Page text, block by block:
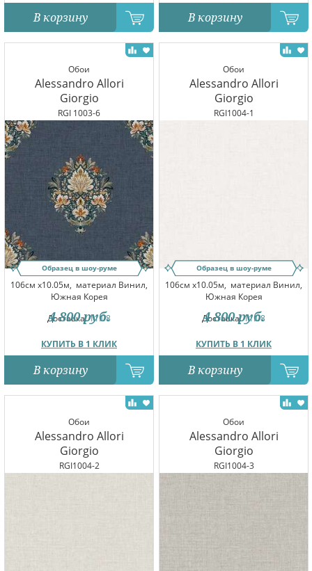
В корзину В корзину
Обои
Alessandro Allori
Giorgio
RGI 1003-6
Образец в шоу-руме
106см x10.05м, материал Винил,
Южная Корея
Доставка:11.08
КУПИТЬ В 1 КЛИК
4 800 руб.
В корзину
Обои
Alessandro Allori
Giorgio
RGI1004-1
Образец в шоу-руме
106см x10.05м, материал Винил,
Южная Корея
Доставка:11.08
КУПИТЬ В 1 КЛИК
4 800 руб.
В корзину
Обои
Alessandro Allori
Giorgio
RGI1004-2
Обои
Alessandro Allori
Giorgio
RGI1004-3